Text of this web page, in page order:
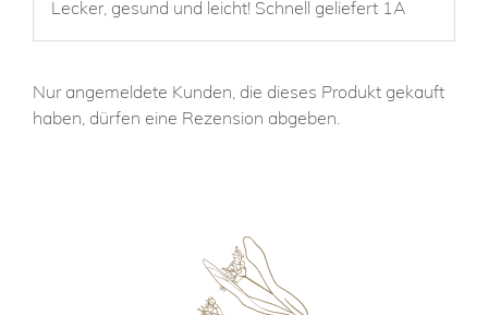
5von 5
Lecker, gesund und leicht! Schnell geliefert 1A
Nur angemeldete Kunden, die dieses Produkt gekauft
haben, dürfen eine Rezension abgeben.